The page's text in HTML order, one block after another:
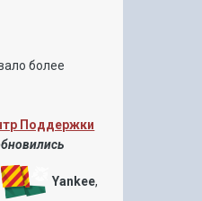
более
Поддержки
Yankee,